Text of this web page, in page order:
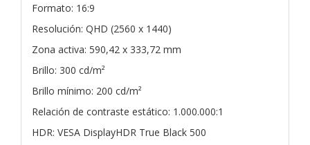
Formato: 16:9
Resolución: QHD (2560 x 1440)
Zona activa: 590,42 x 333,72 mm
Brillo: 300 cd/m²
Brillo mínimo: 200 cd/m²
Relación de contraste estático: 1.000.000:1
HDR: VESA DisplayHDR True Black 500